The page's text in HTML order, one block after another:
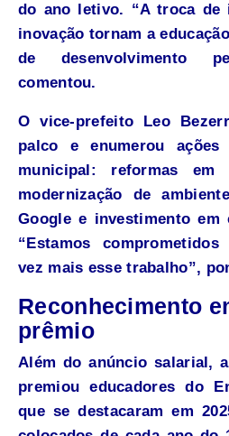
do ano letivo. “A troca de
inovação tornam a
de desenvolvimento
comentou.
O vice-prefeito Leo
palco e enumerou
municipal: reformas em
modernização de
Google e investimento em
“Estamos
vez mais esse trabalho”,
Reconhecimento
prêmio
Além do anúncio salarial,
premiou educadores do
que se destacaram em